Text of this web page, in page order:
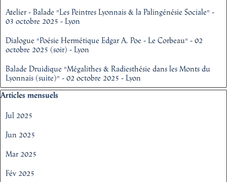
Atelier - Balade "Les Peintres Lyonnais & la Palingénésie Sociale" -
03 octobre 2025 - Lyon
Dialogue "Poésie Hermétique Edgar A. Poe - Le Corbeau" - 02
octobre 2025 (soir) - Lyon
Balade Druidique "Mégalithes & Radiesthésie dans les Monts du
Lyonnais (suite)" - 02 octobre 2025 - Lyon
Sauter le bloc Articles mensuels
Articles mensuels
Jul 2025
Jun 2025
Mar 2025
Fév 2025